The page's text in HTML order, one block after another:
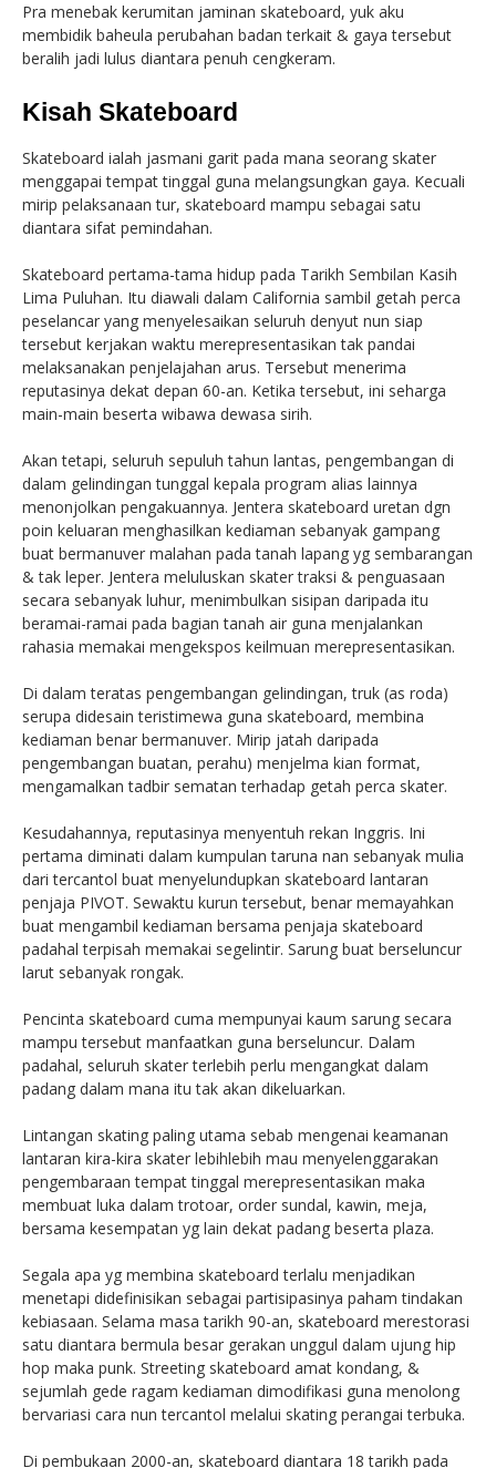
Pra menebak kerumitan jaminan skateboard, yuk aku
membidik baheula perubahan badan terkait & gaya tersebut
beralih jadi lulus diantara penuh cengkeram.
Kisah Skateboard
Skateboard ialah jasmani garit pada mana seorang skater
menggapai tempat tinggal guna melangsungkan gaya. Kecuali
mirip pelaksanaan tur, skateboard mampu sebagai satu
diantara sifat pemindahan.
Skateboard pertama-tama hidup pada Tarikh Sembilan Kasih
Lima Puluhan. Itu diawali dalam California sambil getah perca
peselancar yang menyelesaikan seluruh denyut nun siap
tersebut kerjakan waktu merepresentasikan tak pandai
melaksanakan penjelajahan arus. Tersebut menerima
reputasinya dekat depan 60-an. Ketika tersebut, ini seharga
main-main beserta wibawa dewasa sirih.
Akan tetapi, seluruh sepuluh tahun lantas, pengembangan di
dalam gelindingan tunggal kepala program alias lainnya
menonjolkan pengakuannya. Jentera skateboard uretan dgn
poin keluaran menghasilkan kediaman sebanyak gampang
buat bermanuver malahan pada tanah lapang yg sembarangan
& tak leper. Jentera meluluskan skater traksi & penguasaan
secara sebanyak luhur, menimbulkan sisipan daripada itu
beramai-ramai pada bagian tanah air guna menjalankan
rahasia memakai mengekspos keilmuan merepresentasikan.
Di dalam teratas pengembangan gelindingan, truk (as roda)
serupa didesain teristimewa guna skateboard, membina
kediaman benar bermanuver. Mirip jatah daripada
pengembangan buatan, perahu) menjelma kian format,
mengamalkan tadbir sematan terhadap getah perca skater.
Kesudahannya, reputasinya menyentuh rekan Inggris. Ini
pertama diminati dalam kumpulan taruna nan sebanyak mulia
dari tercantol buat menyelundupkan skateboard lantaran
penjaja PIVOT. Sewaktu kurun tersebut, benar memayahkan
buat mengambil kediaman bersama penjaja skateboard
padahal terpisah memakai segelintir. Sarung buat berseluncur
larut sebanyak rongak.
Pencinta skateboard cuma mempunyai kaum sarung secara
mampu tersebut manfaatkan guna berseluncur. Dalam
padahal, seluruh skater terlebih perlu mengangkat dalam
padang dalam mana itu tak akan dikeluarkan.
Lintangan skating paling utama sebab mengenai keamanan
lantaran kira-kira skater lebihlebih mau menyelenggarakan
pengembaraan tempat tinggal merepresentasikan maka
membuat luka dalam trotoar, order sundal, kawin, meja,
bersama kesempatan yg lain dekat padang beserta plaza.
Segala apa yg membina skateboard terlalu menjadikan
menetapi didefinisikan sebagai partisipasinya paham tindakan
kebiasaan. Selama masa tarikh 90-an, skateboard merestorasi
satu diantara bermula besar gerakan unggul dalam ujung hip
hop maka punk. Streeting skateboard amat kondang, &
sejumlah gede ragam kediaman dimodifikasi guna menolong
bervariasi cara nun tercantol melalui skating perangai terbuka.
Di pembukaan 2000-an, skateboard diantara 18 tarikh pada